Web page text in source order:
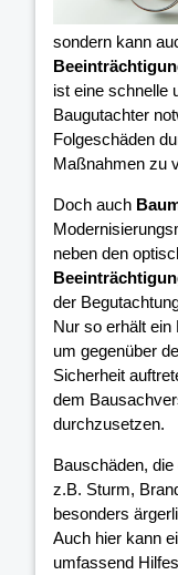
sondern kann
ist eine schnelle
Baugutachter
Folgeschäden
Maßnahmen zu
Doch auch
neben den
der
Nur so erhält ein
um gegenüber
Sicherheit
dem
durchzusetzen.
Bauschäden, die
z.B. Sturm,
besonders
Auch hier kann
umfassend